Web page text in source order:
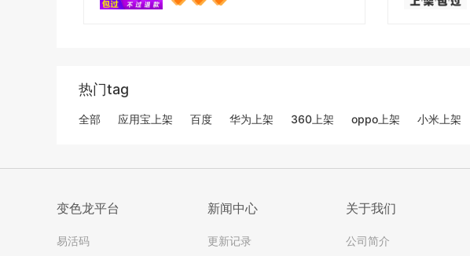
热门tag
全部 应用宝上架 百度 华为上架 360上架 oppo上架 小米上架
变色龙平台
易活码
新闻中心
更新记录
关于我们
公司简介